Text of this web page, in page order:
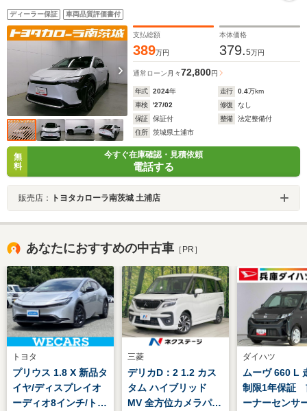
ディーラー保証 車両品質評価書付
支払総額
389万円
本体価格
379.5万円
通常ローン 月々72,800円
年式 2024年 走行 0.4万km
車検
'27/02 修復
なし
保証
保証付 整備
法定整備付
住所
茨城県土浦市
無
料
今すぐ在庫確認・見積依頼
電話する
販売店： トヨタカローラ南茨城 土浦店
あなたにおすすめの中古車 ［PR］
トヨタ
プリウス 1.8 X 新品タ
イヤ/ディスプレイオ
ーディオ8インチ/トヨ
三菱
デリカD：2 1.2 カス
タム ハイブリッド
MV 全方位カメラパッ
ダイハツ
ムーヴ 660 L
制限1年保証
ーナーセン